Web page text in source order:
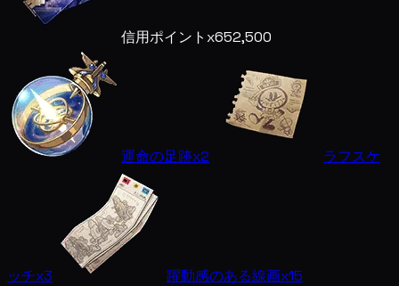
信用ポイント x652,500
運命の足跡x2 ラフスケ
ッチx3 躍動感のある線画x15